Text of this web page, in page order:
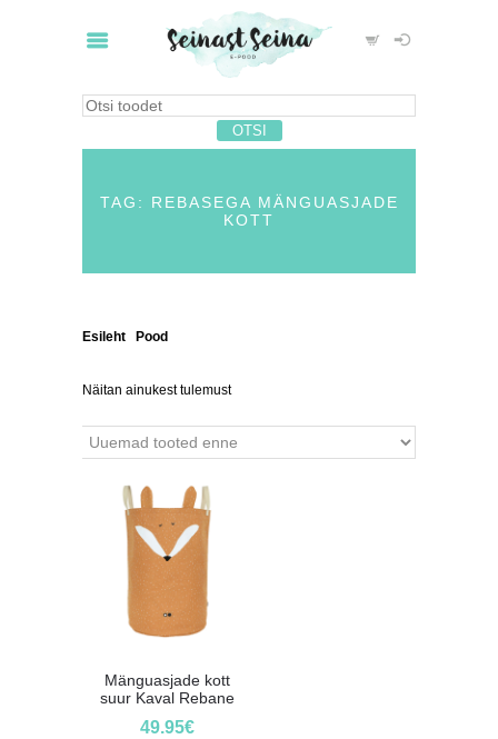
TAG: REBASEGA MÄNGUASJADE
KOTT
Esileht Pood
Näitan ainukest tulemust
Mänguasjade kott
suur Kaval Rebane
49.95€